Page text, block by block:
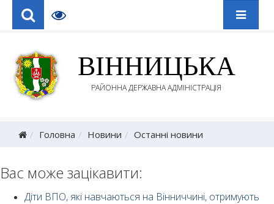
ВІННИЦЬКА
РАЙОННА ДЕРЖАВНА АДМІНІСТРАЦІЯ
Головна Новини Останні новини
Вас може зацікавити:
Діти ВПО, які навчаються на Вінниччині, отримують